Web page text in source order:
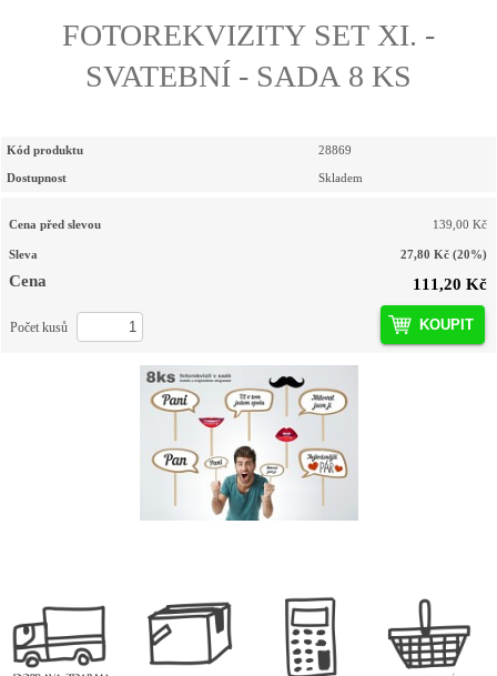
FOTOREKVIZITY SET XI. -
SVATEBNÍ - SADA 8 KS
Kód produktu 28869
Dostupnost Skladem
Cena před slevou 139,00 Kč
Sleva 27,80 Kč (20%)
Cena 111,20 Kč
KOUPIT
Počet kusů